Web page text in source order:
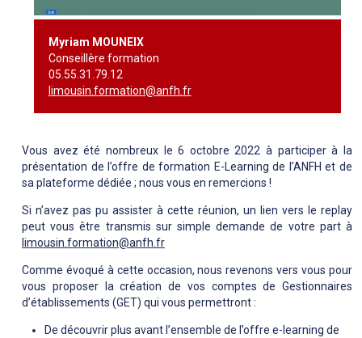
Myriam MOUNEIX
Conseillère formation
05.55.31.79.12
limousin.formation@anfh.fr
Vous avez été nombreux le 6 octobre 2022 à participer à la
présentation de l’offre de formation E-Learning de l’ANFH et de
sa plateforme dédiée ; nous vous en remercions !
Si n’avez pas pu assister à cette réunion, un lien vers le replay
peut vous être transmis sur simple demande de votre part à
limousin.formation@anfh.fr
Comme évoqué à cette occasion, nous revenons vers vous pour
vous proposer la création de vos comptes de Gestionnaires
d’établissements (GET) qui vous permettront :
De découvrir plus avant l’ensemble de l’offre e-learning de